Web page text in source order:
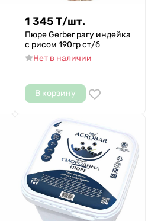
1 345Т/шт.
Пюре Gerber рагу индейка
с рисом 190гр ст/б
Нет в наличии
В корзину